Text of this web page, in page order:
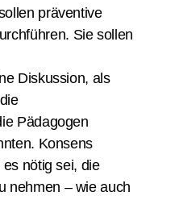
präventive
Sie sollen
Diskussion, als
Pädagogen
Konsens
nötig sei, die
nehmen – wie auch